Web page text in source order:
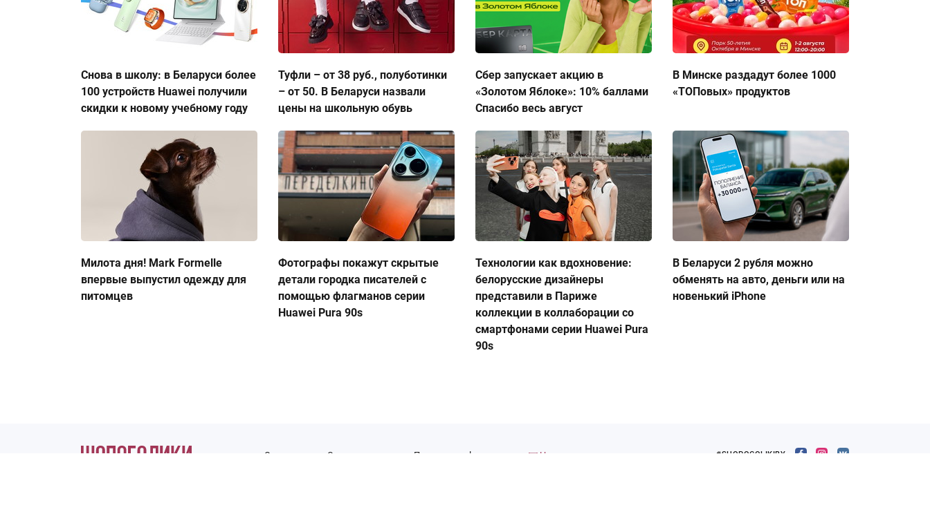
Снова в школу: в Беларуси более
100 устройств Huawei получили
скидки к новому учебному году
Туфли – от 38 руб., полуботинки
– от 50. В Беларуси назвали
цены на школьную обувь
Сбер запускает акцию в
«Золотом Яблоке»: 10% баллами
Спасибо весь август
В Минске раздадут более 1000
«ТОПовых» продуктов
Милота дня! Mark Formelle
впервые выпустил одежду для
питомцев
Фотографы покажут скрытые
детали городка писателей с
помощью флагманов серии
Huawei Pura 90s
Технологии как вдохновение:
белорусские дизайнеры
представили в Париже
коллекции в коллаборации со
смартфонами серии Huawei Pura
90s
В Беларуси 2 рубля можно
обменять на авто, деньги или на
новенький iPhone
О журнале Сотрудничество Правовая информация Написать нам #SHOPOGOLIKIBY